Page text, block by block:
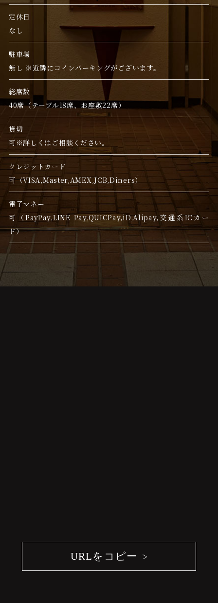
定休日
なし
駐車場
無し ※近隣にコインパーキングがございます。
総席数
40席（テーブル18席、お座敷22席）
貸切
可※詳しくはご相談ください。
クレジットカード
可（VISA,Master,AMEX,JCB,Diners）
電子マネー
可（PayPay,LINE Pay,QUICPay,iD,Alipay,交通系ICカー
ド）
URLをコピー